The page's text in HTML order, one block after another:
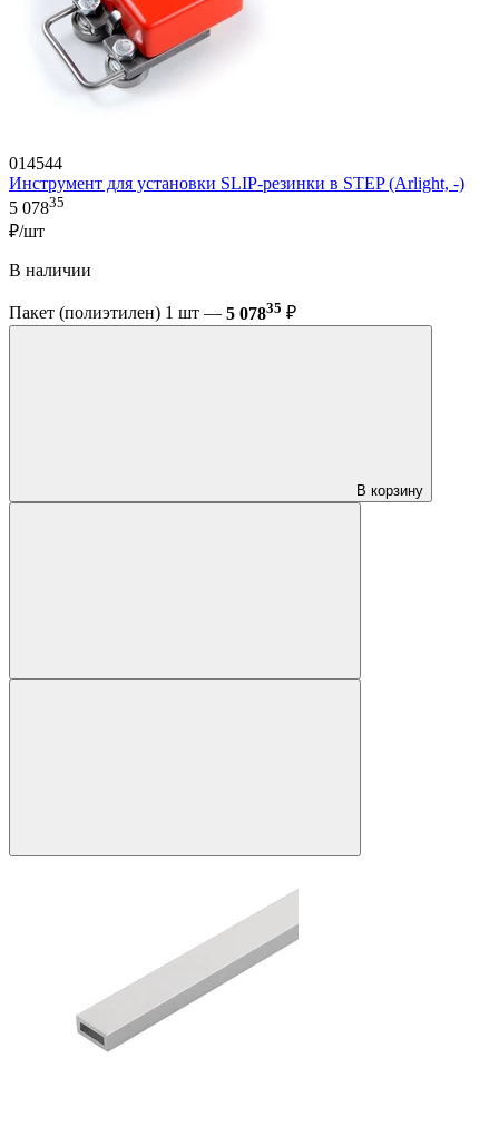
014544
Инструмент для установки SLIP-резинки в STEP (Arlight, -)
5 07835
₽/шт
В наличии
Пакет (полиэтилен) 1 шт — 5 07835 ₽
В корзину